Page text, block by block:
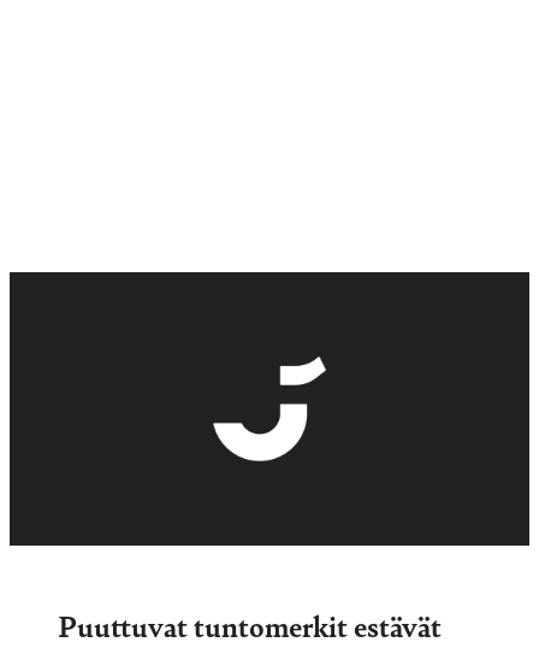
Puuttuvat tuntomerkit estävät